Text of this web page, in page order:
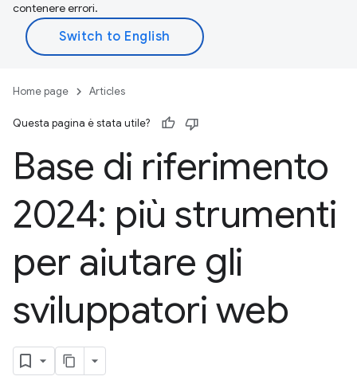
contenere errori.
Home page Articles
Questa pagina è stata utile?
Base di riferimento
2024: più strumenti
per aiutare gli
sviluppatori web